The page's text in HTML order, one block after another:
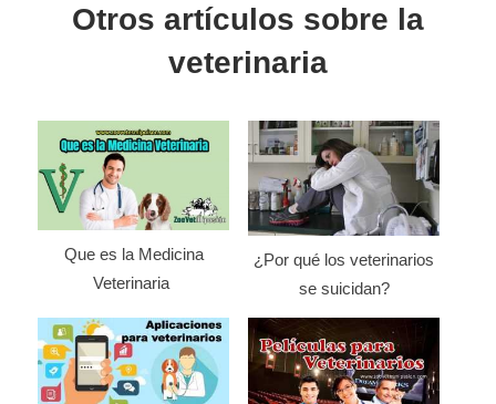
Otros artículos sobre la
veterinaria
Que es la Medicina
Veterinaria
¿Por qué los veterinarios
se suicidan?